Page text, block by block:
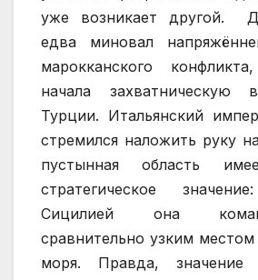
уже возникает другой.
едва миновал
марокканского
начала захватническую
Турции. Итальянский
стремился наложить руку
пустынная область
стратегическое
Сицилией она
сравнительно узким
моря. Правда, значение